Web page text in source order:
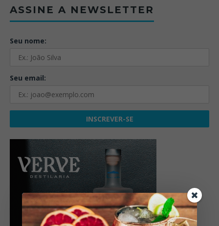
ASSINE A NEWSLETTER
Seu nome:
Seu email: